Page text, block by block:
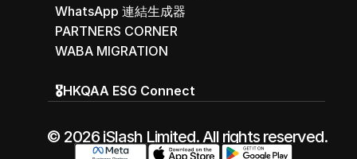
WhatsApp 連結生成器
PARTNERS CORNER
WABA MIGRATION
🎖️HKQAA ESG Connect
© 2026 iSlash Limited. All rights reserved.